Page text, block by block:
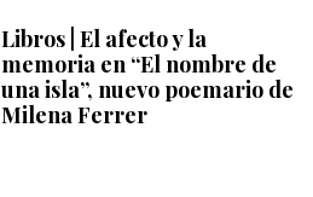
Libros | El afecto y la
memoria en “El nombre de
una isla”, nuevo poemario de
Milena Ferrer